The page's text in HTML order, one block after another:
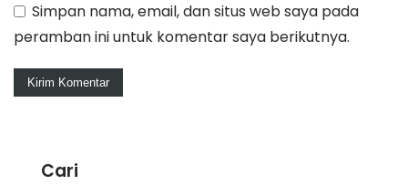
Simpan nama, email, dan situs web saya pada
peramban ini untuk komentar saya berikutnya.
Cari